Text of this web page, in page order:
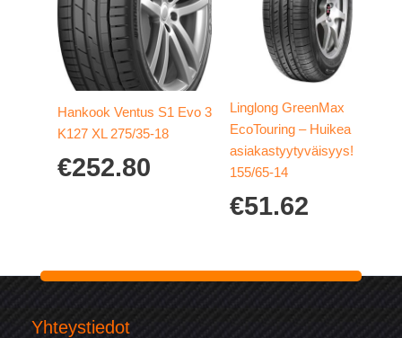
Hankook Ventus S1 Evo 3
K127 XL 275/35-18
€252.80
Linglong GreenMax
EcoTouring – Huikea
asiakastyytyväisyys!
155/65-14
€51.62
Yhteystiedot